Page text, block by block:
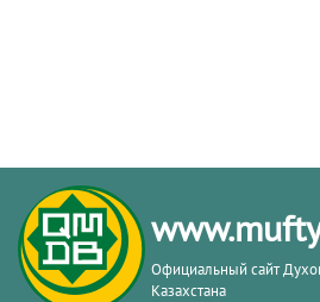
Официальный сайт
Казахстана